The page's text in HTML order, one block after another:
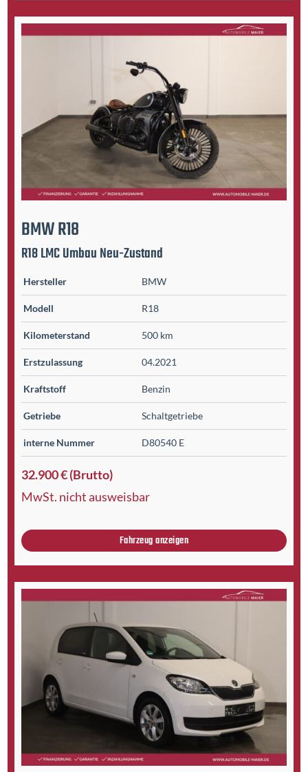
BMWR18
R18 LMC Umbau Neu-Zustand
Hersteller BMW
Modell R18
Kilometer­stand 500 km
Erst­zulassung 04.2021
Kraftstoff Benzin
Getriebe Schaltgetriebe
interne Nummer D80540 E
32.900 € (Brutto)
MwSt. nicht ausweisbar
Fahrzeug anzeigen